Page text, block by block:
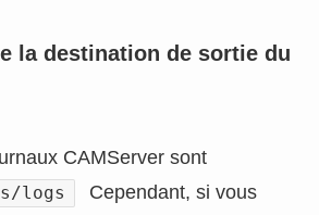
la destination de sortie du
CAMServer sont
logs
Cependant, si vous